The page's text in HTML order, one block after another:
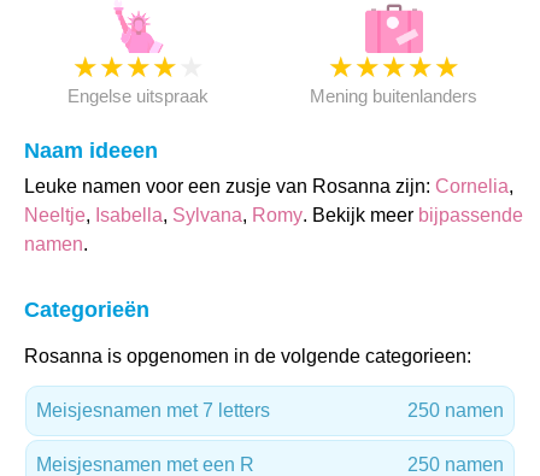
★★★★
Engelse uitspraak
★★★★★
Mening buitenlanders
Naam ideeen
Leuke namen voor een zusje van Rosanna zijn: Cornelia,
Neeltje, Isabella, Sylvana, Romy. Bekijk meer bijpassende
namen.
Categorieën
Rosanna is opgenomen in de volgende categorieen:
Meisjesnamen met 7 letters 250 namen
Meisjesnamen met een R 250 namen